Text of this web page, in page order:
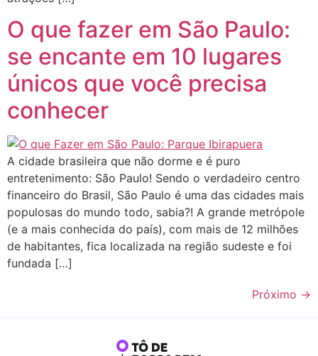
O que fazer em São Paulo:
se encante em 10 lugares
únicos que você precisa
conhecer
A cidade brasileira que não dorme e é puro
entretenimento: São Paulo! Sendo o verdadeiro centro
financeiro do Brasil, São Paulo é uma das cidades mais
populosas do mundo todo, sabia?! A grande metrópole
(e a mais conhecida do país), com mais de 12 milhões
de habitantes, fica localizada na região sudeste e foi
fundada […]
Próximo →